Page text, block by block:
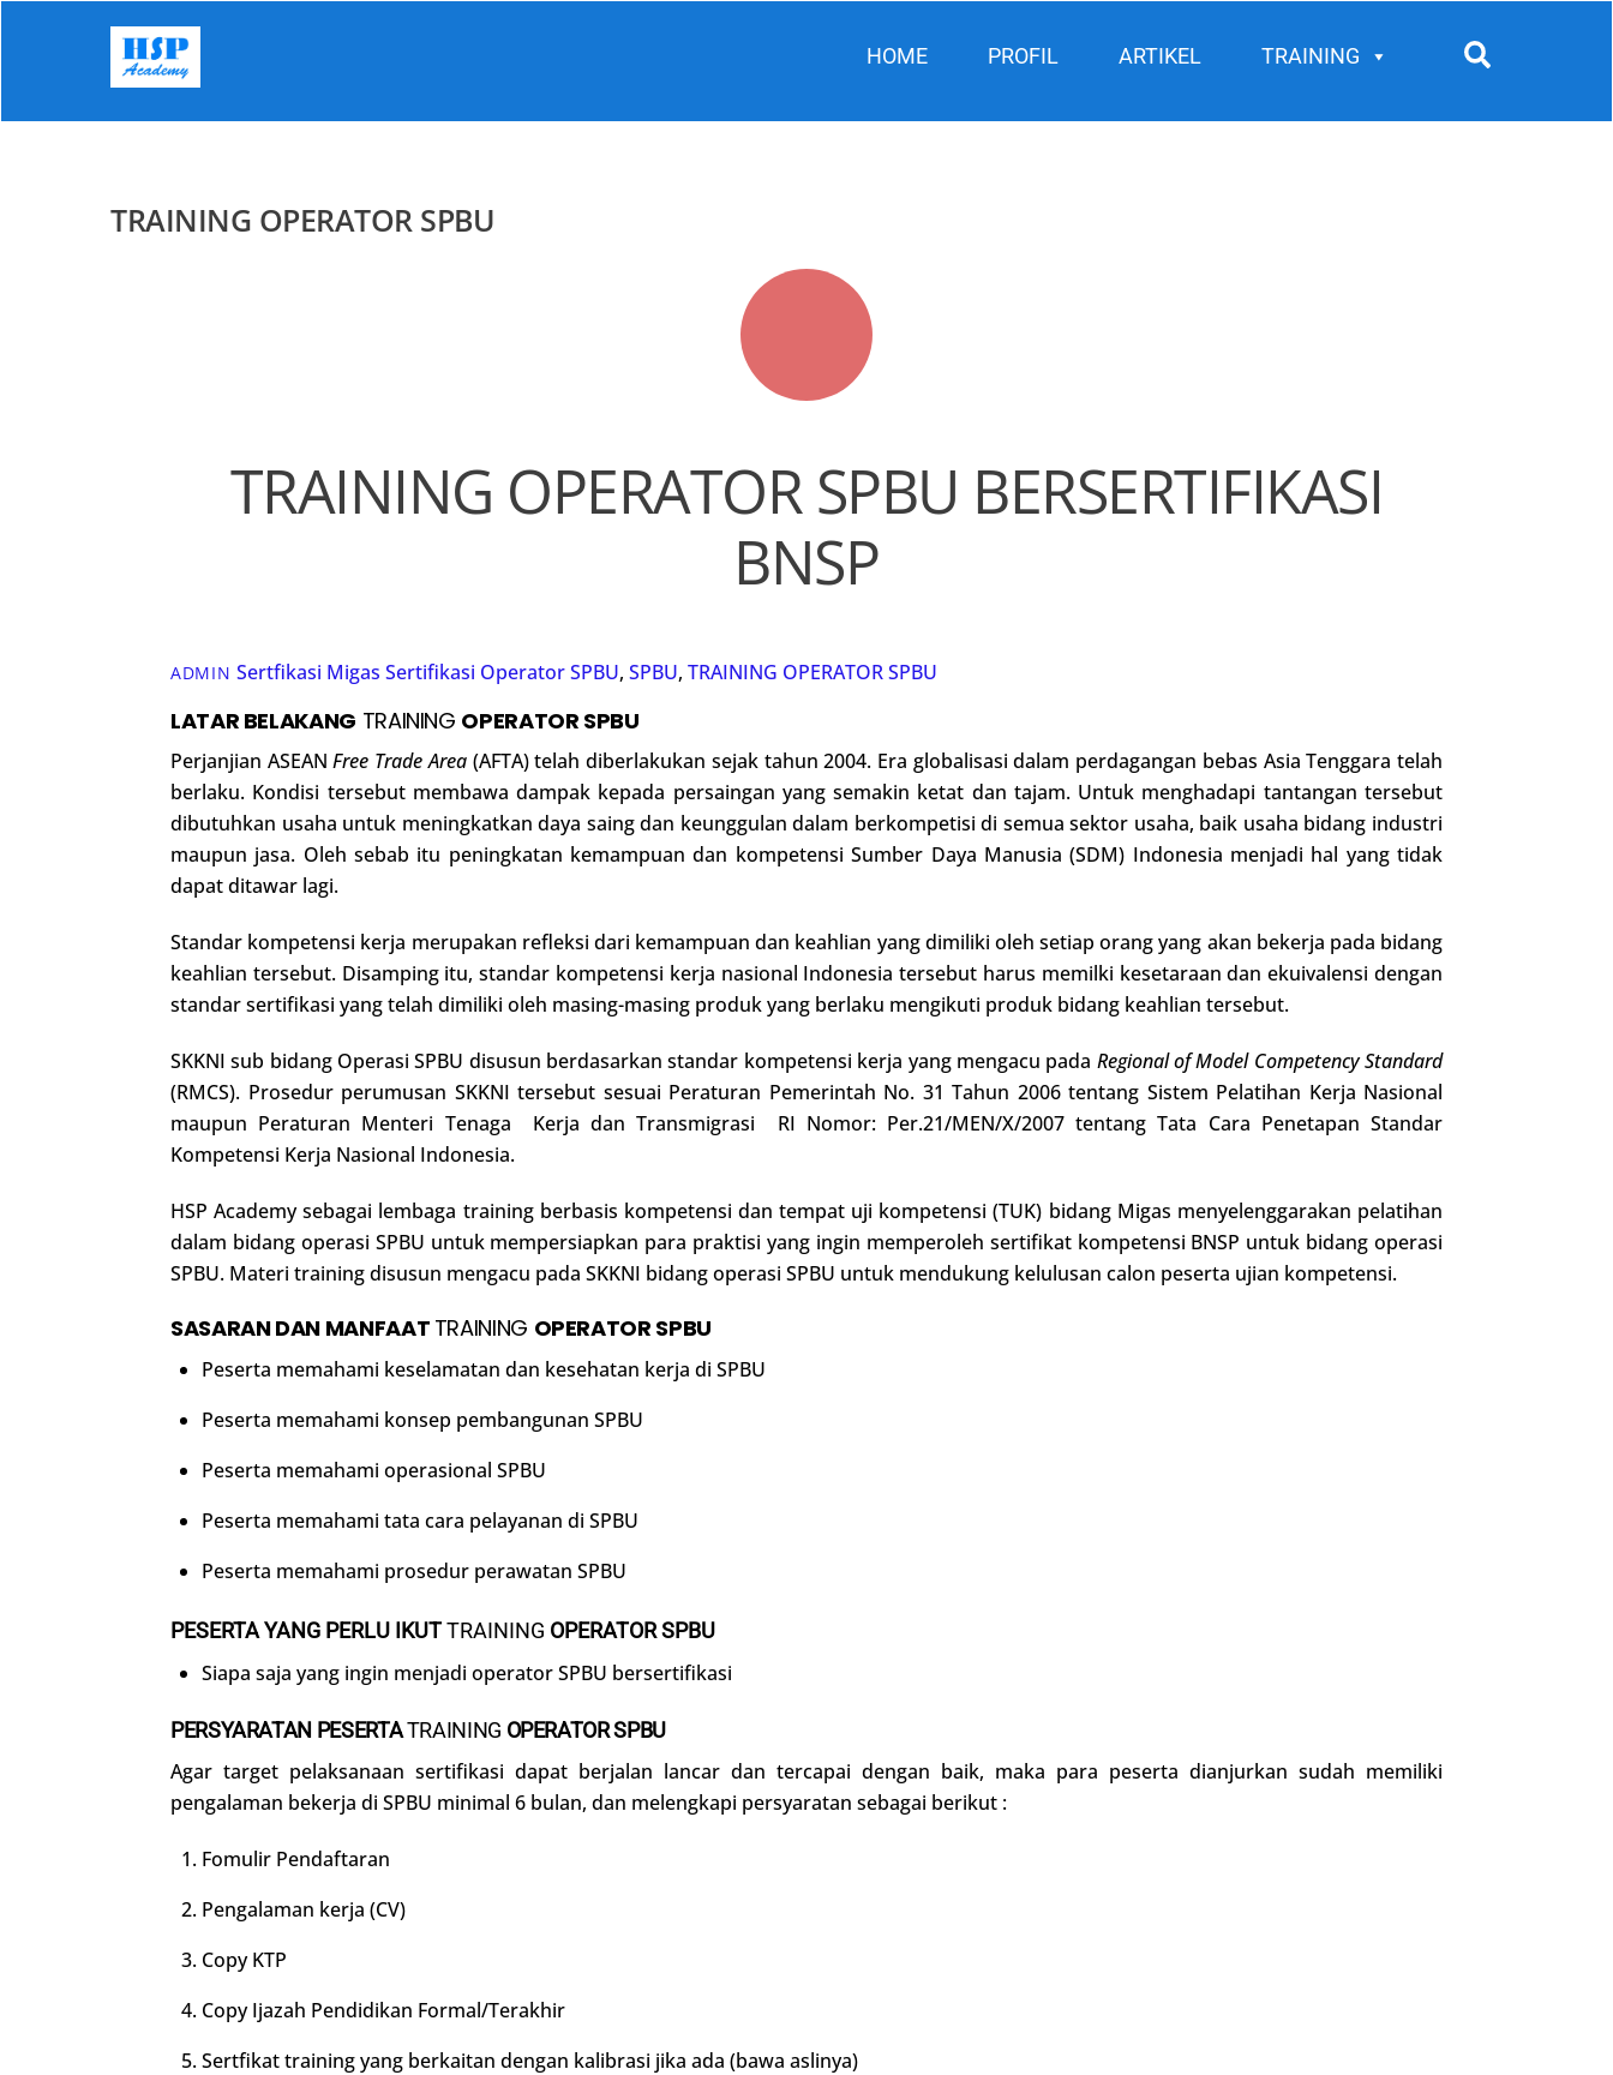
HOME PROFIL ARTIKEL TRAINING
TRAINING OPERATOR SPBU
TRAINING OPERATOR SPBU BERSERTIFIKASI
BNSP
ADMIN Sertfikasi Migas Sertifikasi Operator SPBU, SPBU, TRAINING OPERATOR SPBU
LATAR BELAKANG TRAINING OPERATOR SPBU
Perjanjian ASEANFree Trade Area (AFTA) telah diberlakukan sejak tahun 2004. Era globalisasi dalam perdagangan bebas Asia Tenggara telah
berlaku. Kondisi tersebut membawa dampak kepada persaingan yang semakin ketat dan tajam. Untuk menghadapi tantangan tersebut
dibutuhkan usaha untuk meningkatkan daya saing dan keunggulan dalam berkompetisi di semua sektor usaha, baik usaha bidang industri
maupun jasa. Oleh sebab itu peningkatan kemampuan dan kompetensi Sumber Daya Manusia (SDM) Indonesia menjadi hal yang tidak
dapat ditawar lagi.
Standar kompetensi kerja merupakan refleksi dari kemampuan dan keahlian yang dimiliki oleh setiap orang yang akan bekerja pada bidang
keahlian tersebut. Disamping itu, standar kompetensi kerja nasional Indonesia tersebut harus memilki kesetaraan dan ekuivalensi dengan
standar sertifikasi yang telah dimiliki oleh masing-masing produk yang berlaku mengikuti produk bidang keahlian tersebut.
SKKNI sub bidang Operasi SPBU disusun berdasarkan standar kompetensi kerja yang mengacu pada Regional of Model Competency Standard
(RMCS). Prosedur perumusan SKKNI tersebut sesuai Peraturan Pemerintah No. 31 Tahun 2006 tentang Sistem Pelatihan Kerja Nasional
maupun Peraturan Menteri Tenaga Kerja dan Transmigrasi RI Nomor: Per.21/MEN/X/2007 tentang Tata Cara Penetapan Standar
Kompetensi Kerja Nasional Indonesia.
HSP Academy sebagai lembaga training berbasis kompetensi dan tempat uji kompetensi (TUK) bidang Migas menyelenggarakan pelatihan
dalam bidang operasi SPBU untuk mempersiapkan para praktisi yang ingin memperoleh sertifikat kompetensi BNSP untuk bidang operasi
SPBU. Materi training disusun mengacu pada SKKNI bidang operasi SPBU untuk mendukung kelulusan calon peserta ujian kompetensi.
SASARAN DAN MANFAAT TRAINING OPERATOR SPBU
Peserta memahami keselamatan dan kesehatan kerja di SPBU
Peserta memahami konsep pembangunan SPBU
Peserta memahami operasional SPBU
Peserta memahami tata cara pelayanan di SPBU
Peserta memahami prosedur perawatan SPBU
PESERTA YANG PERLU IKUTTRAINING OPERATOR SPBU
Siapa saja yang ingin menjadi operator SPBU bersertifikasi
PERSYARATAN PESERTATRAINING OPERATOR SPBU
Agar target pelaksanaan sertifikasi dapat berjalan lancar dan tercapai dengan baik, maka para peserta dianjurkan sudah memiliki
pengalaman bekerja di SPBU minimal 6 bulan, dan melengkapi persyaratan sebagai berikut :
Fomulir Pendaftaran
Pengalaman kerja (CV)
Copy KTP
Copy Ijazah Pendidikan Formal/Terakhir
Sertfikat training yang berkaitan dengan kalibrasi jika ada (bawa aslinya)